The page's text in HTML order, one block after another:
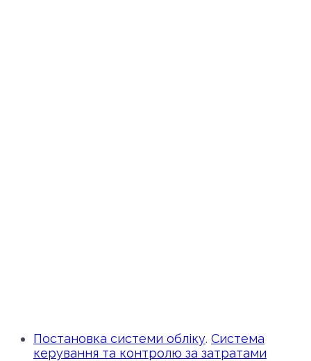
Постановка системи обліку. Система
керування та контролю за затратами